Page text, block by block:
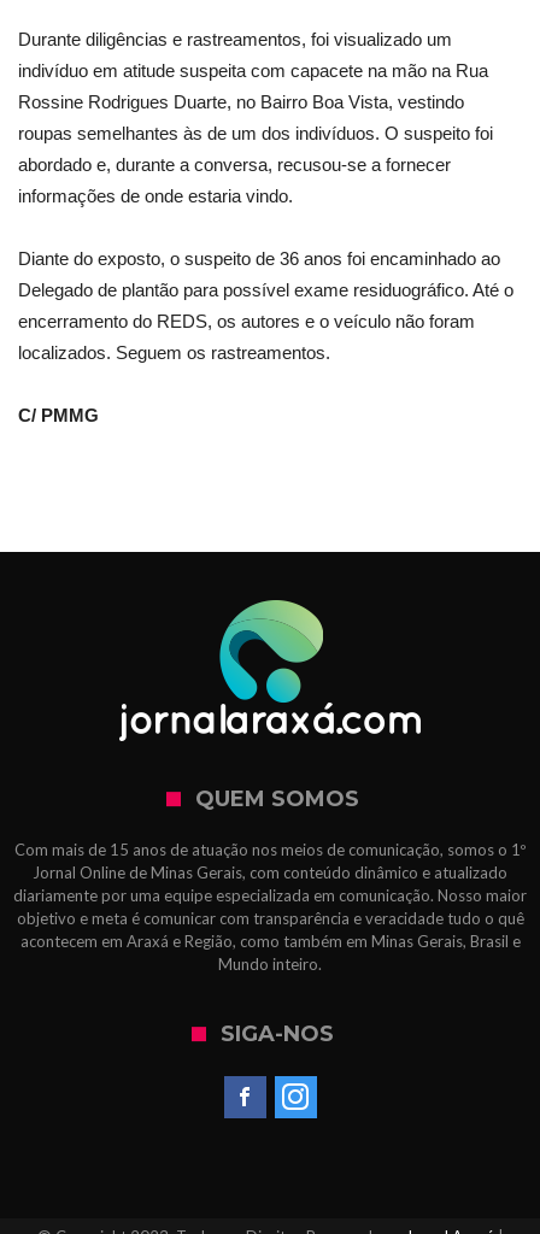
Durante diligências e rastreamentos, foi visualizado um
indivíduo em atitude suspeita com capacete na mão na Rua
Rossine Rodrigues Duarte, no Bairro Boa Vista, vestindo
roupas semelhantes às de um dos indivíduos. O suspeito foi
abordado e, durante a conversa, recusou-se a fornecer
informações de onde estaria vindo.
Diante do exposto, o suspeito de 36 anos foi encaminhado ao
Delegado de plantão para possível exame residuográfico. Até o
encerramento do REDS, os autores e o veículo não foram
localizados. Seguem os rastreamentos.
C/ PMMG
QUEM SOMOS
Com mais de 15 anos de atuação nos meios de comunicação, somos o 1º
Jornal Online de Minas Gerais, com conteúdo dinâmico e atualizado
diariamente por uma equipe especializada em comunicação. Nosso maior
objetivo e meta é comunicar com transparência e veracidade tudo o quê
acontecem em Araxá e Região, como também em Minas Gerais, Brasil e
Mundo inteiro.
SIGA-NOS